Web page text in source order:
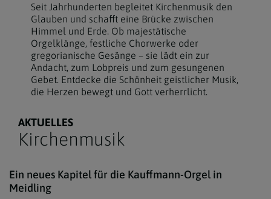
Seit Jahrhunderten begleitet Kirchenmusik den
Glauben und schafft eine Brücke zwischen
Himmel und Erde. Ob majestätische
Orgelklänge, festliche Chorwerke oder
gregorianische Gesänge – sie lädt ein zur
Andacht, zum Lobpreis und zum gesungenen
Gebet. Entdecke die Schönheit geistlicher Musik,
die Herzen bewegt und Gott verherrlicht.
AKTUELLES
Kirchenmusik
Ein neues Kapitel für die Kauffmann-Orgel in
Meidling